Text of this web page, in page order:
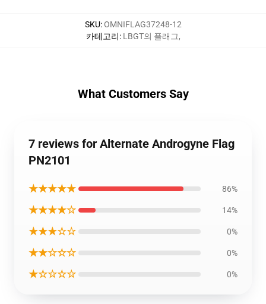
SKU:OMNIFLAG37248-12
카테고리: LBGT의 플래그,
What Customers Say
7 reviews for Alternate Androgyne Flag
PN2101
★★★★★ 86%
★★★★☆ 14%
★★★☆☆ 0%
★★☆☆☆ 0%
★☆☆☆☆ 0%